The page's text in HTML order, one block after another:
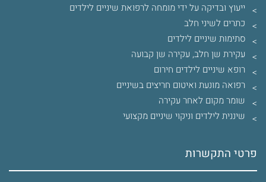
ייעוץ ובדיקה על ידי מומחה לרפואת שיניים לילדים
כתרים לשיני חלב
סתימות שיניים לילדים
עקירת שן חלב, עקירה שן קבועה
רופא שיניים לילדים חירום
רפואה מונעת ואיטום חריצים בשיניים
שומר מקום לאחר עקירה
שיננית לילדים וניקוי שיניים מקצועי
פרטי התקשרות